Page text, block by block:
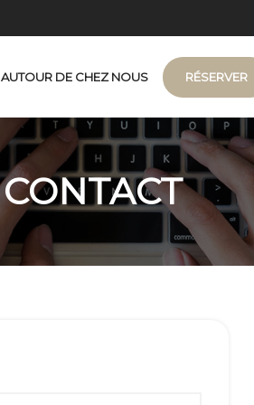
AUTOUR DE CHEZ NOUS RÉSERVER
CONTACT